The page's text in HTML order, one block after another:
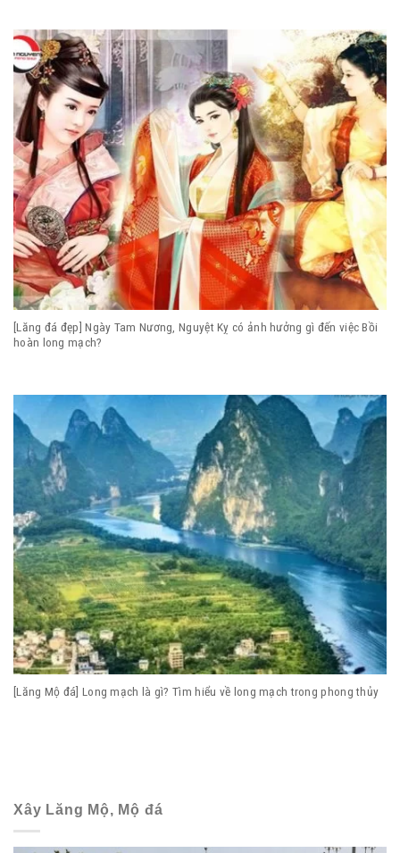
[Lăng đá đẹp] Ngày Tam Nương, Nguyệt Kỵ có ảnh hưởng gì đến việc Bồi
hoàn long mạch?
[Lăng Mộ đá] Long mạch là gì? Tìm hiểu về long mạch trong phong thủy
Xây Lăng Mộ, Mộ đá